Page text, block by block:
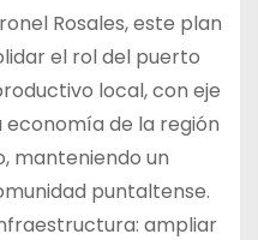
Rosales, este plan
el rol del puerto
local, con eje
de la región
manteniendo un
puntaltense.
ampliar